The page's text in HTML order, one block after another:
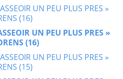
UN PEU PLUS PRES »
(16)